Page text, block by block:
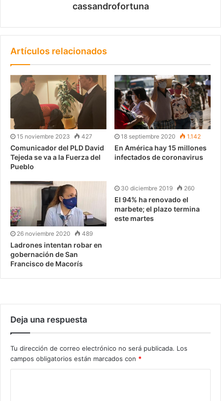
cassandrofortuna
Artículos relacionados
15 noviembre 2023 427
Comunicador del PLD David
Tejeda se va a la Fuerza del
Pueblo
18 septiembre 2020 1.142
En América hay 15 millones
infectados de coronavirus
26 noviembre 2020 489
Ladrones intentan robar en
gobernación de San
Francisco de Macorís
30 diciembre 2019 260
El 94% ha renovado el
marbete; el plazo termina
este martes
Deja una respuesta
Tu dirección de correo electrónico no será publicada. Los
campos obligatorios están marcados con *